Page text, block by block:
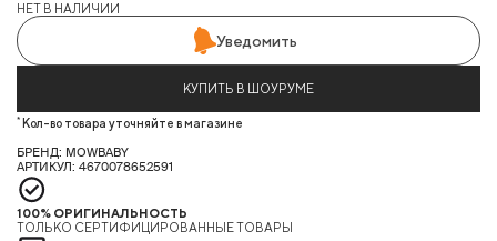
НЕТ В НАЛИЧИИ
Уведомить
КУПИТЬ В ШОУРУМЕ
* Кол-во товара уточняйте в магазине
БРЕНД: MOWBABY
АРТИКУЛ: 4670078652591
100% ОРИГИНАЛЬНОСТЬ
ТОЛЬКО СЕРТИФИЦИРОВАННЫЕ ТОВАРЫ